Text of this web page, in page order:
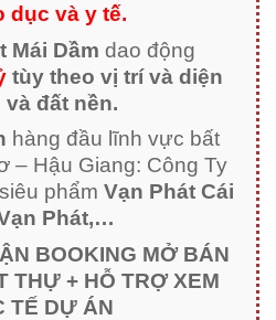
dục và y tế.
Mái Dầm dao động
tùy theo vị trí và diện
đất nền.
hàng đầu lĩnh vực bất
– Hậu Giang: Công Ty
phẩm Vạn Phát Cái
Phát,…
BOOKING MỞ BÁN
THỰ + HỖ TRỢ XEM
TẾ DỰ ÁN